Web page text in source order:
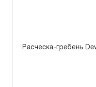
Расческа-гребень